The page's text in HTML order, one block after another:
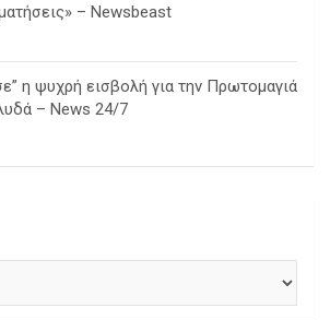
– Newsbeast
η ψυχρή εισβολή για την Πρωτομαγιά
– News 24/7